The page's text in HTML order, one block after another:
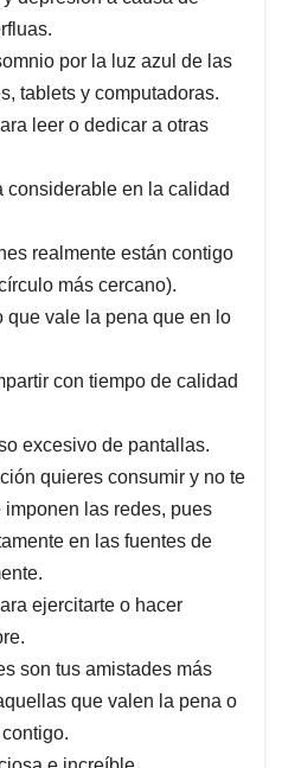
por la luz azul de las
tablets y computadoras.
leer o dedicar a otras
considerable en la calidad
realmente están contigo
más cercano).
que vale la pena que en lo
con tiempo de calidad
excesivo de pantallas.
quieres consumir y no te
las redes, pues
en las fuentes de
ejercitarte o hacer
son tus amistades más
que valen la pena o